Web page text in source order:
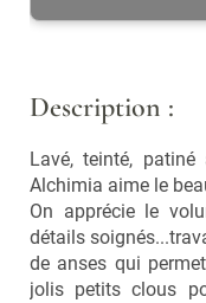
Foulards, écharpes,
Lunettes de Soleil
Lunettes de Lecture
Description :
Lavé, teinté,
Alchimia aime le
On apprécie le
détails
de anses qui
jolis petits clous